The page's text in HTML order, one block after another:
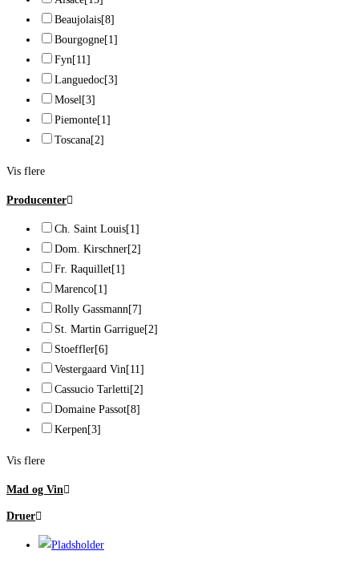
Beaujolais[8]
Bourgogne[1]
Fyn[11]
Languedoc[3]
Mosel[3]
Piemonte[1]
Toscana[2]
Vis flere
Producenter
Ch. Saint Louis[1]
Dom. Kirschner[2]
Fr. Raquillet[1]
Marenco[1]
Rolly Gassmann[7]
St. Martin Garrigue[2]
Stoeffler[6]
Vestergaard Vin[11]
Cassucio Tarletti[2]
Domaine Passot[8]
Kerpen[3]
Vis flere
Mad og Vin
Druer